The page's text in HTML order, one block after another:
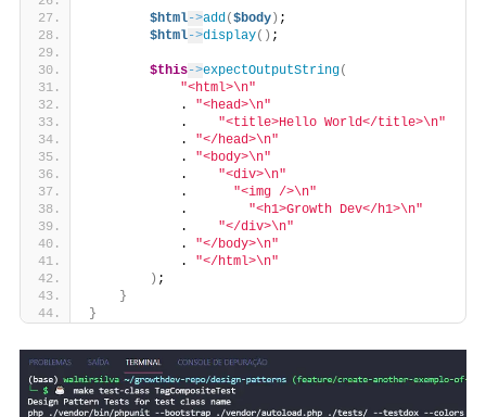
$html->add($body) ;
$html->display() ;
$this->expectOutputString(
"<html>\n"
            .
"<head>\n"
            .
"<title>Hello World</title>\n"
            .
"</head>\n"
            .
"<body>\n"
            .
"<div>\n"
            .
"<img />\n"
            .
"<h1>Growth Dev</h1>\n"
            .
"</div>\n"
            .
"</body>\n"
            .
"</html>\n"
) ;
}
}